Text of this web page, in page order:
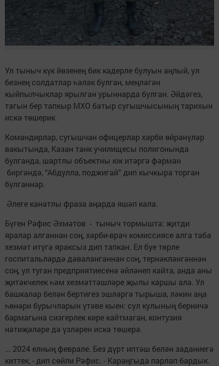
Ул тыныч күк йөзенең бик кадерле булуын аңлый, ул
безнең солдатлар һәлак булган, меңләгән
кыйпылчыклар ярылган урыннарда булган. Әйдәгез,
тагын бер тапкыр МХО батыр сугышчысының тарихын
искә төшерик.
Командирлар, сугышчан офицерлар хәрби өйрәнүләр
вакытында, Казан танк училищесы полигонында
булганда, шартлы объектны юк итәргә фәрман
биргәндә, “Абдулла, поджигай” дип кычкыра торган
булганнар.
Әлеге канатлы фраза аңарда яшәп кала.
Бүген Рәфис Әхмәтов - тыныч тормышта: җитди
яралар алганнан соң, хәрби-врач комиссиясе алга таба
хезмәт итүгә яраксыз дип тапкан. Ел буе төрле
госпитальләрдә дәваланганнан соң, тернәкләнгәннән
соң, ул туган предприятиесенә әйләнеп кайта, анда аны
җитәкчелек һәм хезмәттәшләре җылы каршы ала. Ул
башкалар белән бертигез эшләргә тырыша, ләкин аңа
һөнәри бурычларын үтәве кыен: сул кулының берничә
бармагына сизгерлек кире кайтмаган, контузия
нәтиҗәләре дә үзләрен искә төшерә.
... 2024 елның феврале. Без дүрт иптәш белән заданиегә
киттек, - дип сөйли Рәфис. - Караңгыда парлап бардык.